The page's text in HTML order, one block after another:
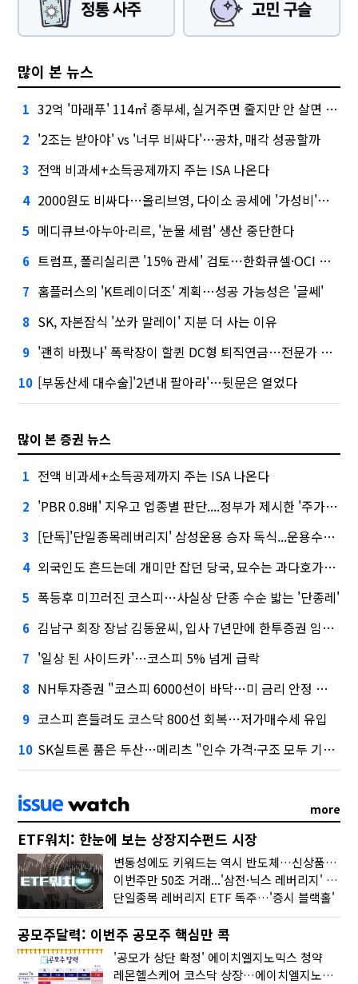
많이 본 뉴스
1 32억 '마래푸' 114㎡ 종부세, 실거주면 줄지만 안 살면 2.5배
2 '2조는 받아야' vs '너무 비싸다'…공차, 매각 성공할까
3 전액 비과세+소득공제까지 주는 ISA 나온다
4 2000원도 비싸다…올리브영, 다이소 공세에 '가성비'로 맞불
5 메디큐브·아누아·리르, '눈물 세럼' 생산 중단한다
6 트럼프, 폴리실리콘 '15% 관세' 검토…한화큐셀·OCI 영향은?
7 홈플러스의 'K트레이더조' 계획…성공 가능성은 '글쎄'
8 SK, 자본잠식 '쏘카 말레이' 지분 더 사는 이유
9 '괜히 바꿨나' 폭락장이 할퀸 DC형 퇴직연금…전문가 조언은
10 [부동산세 대수술]'2년내 팔아라'…뒷문은 열었다
많이 본 증권 뉴스
1 전액 비과세+소득공제까지 주는 ISA 나온다
2 'PBR 0.8배' 지우고 업종별 판단....정부가 제시한 '주가 누르기' 방지법
3 [단독]'단일종목레버리지' 삼성운용 승자 독식...운용수익 미래에셋의 6배
4 외국인도 흔드는데 개미만 잡던 당국, 묘수는 과다호가부담금?
5 폭등후 미끄러진 코스피…사실상 단종 수순 밟는 '단종레'
6 김남구 회장 장남 김동윤씨, 입사 7년만에 한투증권 임원 승진
7 '일상 된 사이드카'…코스피 5% 넘게 급락
8 NH투자증권 "코스피 6000선이 바닥…미 금리 안정 후 추가 회복"
9 코스피 흔들려도 코스닥 800선 회복…저가매수세 유입
10 SK실트론 품은 두산…메리츠 "인수 가격·구조 모두 기대 이상"
more
ETF워치: 한눈에 보는 상장지수펀드 시장
변동성에도 키워드는 역시 반도체…신상품은 우주·방산
이번주만 50조 거래...'삼전·닉스 레버리지' 수익률은 -30%
단일종목 레버리지 ETF 독주…'증시 블랙홀'
공모주달력: 이번주 공모주 핵심만 콕
'공모가 상단 확정' 에이치엘지노믹스 청약
레몬헬스케어 코스닥 상장…에이치엘지노믹스 수요예측